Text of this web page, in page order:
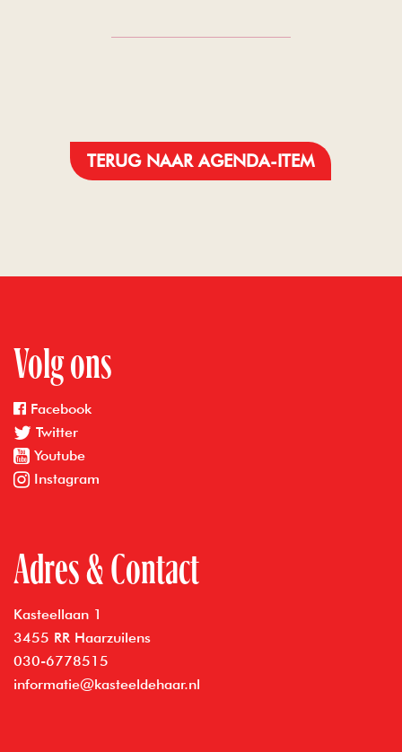
TERUG NAAR AGENDA-ITEM
Volg ons
Facebook
Twitter
Youtube
Instagram
Adres & Contact
Kasteellaan 1
3455 RR Haarzuilens
030-6778515
informatie@kasteeldehaar.nl